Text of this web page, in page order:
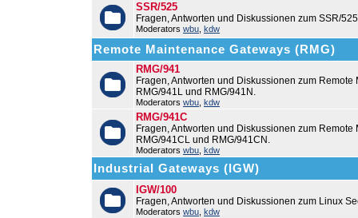
SSR/525
Fragen, Antworten und Diskussionen zum SSR/525
Moderators wbu kdw
Remote Maintenance Gateways (RMG)
RMG/941
Fragen, Antworten und Diskussionen zum
RMG/941L und RMG/941N.
Moderators wbu kdw
RMG/941C
Fragen, Antworten und Diskussionen zum
RMG/941CL und RMG/941CN.
Moderators wbu kdw
Industrial Gateways (IGW)
IGW/100
Fragen, Antworten und Diskussionen zum Linux
Moderators wbu kdw